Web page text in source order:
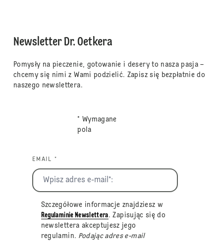
Newsletter Dr. Oetkera
Pomysły na pieczenie, gotowanie i desery to nasza pasja –
chcemy się nimi z Wami podzielić. Zapisz się bezpłatnie do
naszego newslettera.
* Wymagane
pola
EMAIL *
Szczegółowe informacje znajdziesz w
Regulaminie Newslettera. Zapisując się do
newslettera akceptujesz jego
regulamin. Podając adres e-mail